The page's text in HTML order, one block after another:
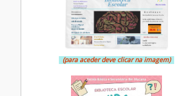
(para aceder deve clicar na imagem)